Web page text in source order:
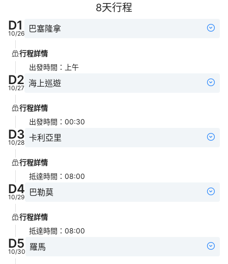
8天行程
D1
10/26 巴塞隆拿
行程詳情
出發時間 ： 上午
D2
10/27 海上巡遊
行程詳情
出發時間 ： 00:30
D3
10/28 卡利亞里
行程詳情
抵達時間 ： 08:00
D4
10/29 巴勒莫
行程詳情
抵達時間 ： 08:00
D5
10/30 羅馬